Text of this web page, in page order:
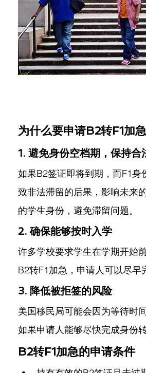
为什么要申请B2转F1加
1. 避免身份空档期，保持合
如果B2签证即将到期，而F1
致非法滞留的后果，影响未来
的学生身份，避免滞留问题。
2. 确保能够按时入学
许多学校要求学生在学期开始
B2转F1加急，申请人可以尽早
3. 降低被拒签的风险
美国移民局可能会因为等待时
如果申请人能够尽快完成身份
B2转F1加急的申请条件